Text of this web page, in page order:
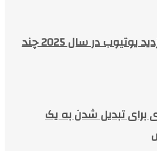
درآمد هر 1000 بازدید یوتیوب در سال 2025 چند
تبدیل شدن به یک